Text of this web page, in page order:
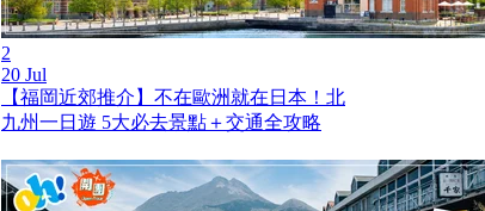
2
20 Jul
【福岡近郊推介】不在歐洲就在日本！北
九州一日遊 5大必去景點＋交通全攻略